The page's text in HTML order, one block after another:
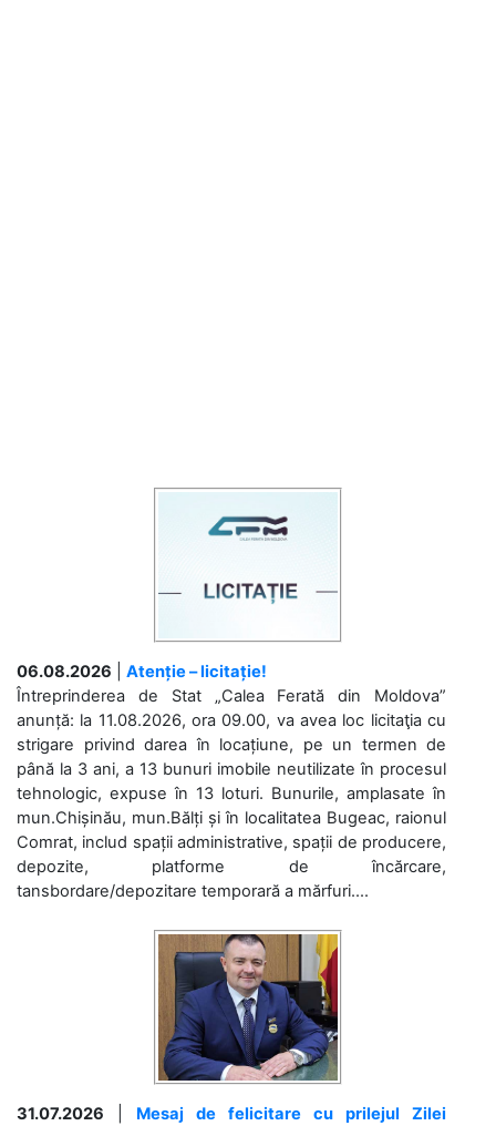
06.08.2026
Atenție – licitație!
Întreprinderea de Stat „Calea Ferată din Moldova”
anunță: la 11.08.2026, ora 09.00, va avea loc licitaţia cu
strigare privind darea în locațiune, pe un termen de
până la 3 ani, a 13 bunuri imobile neutilizate în procesul
tehnologic, expuse în 13 loturi. Bunurile, amplasate în
mun.Chișinău, mun.Bălți și în localitatea Bugeac, raionul
Comrat, includ spații administrative, spații de producere,
depozite, platforme de încărcare,
tansbordare/depozitare temporară a mărfuri....
31.07.2026
Mesaj de felicitare cu prilejul Zilei